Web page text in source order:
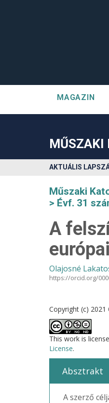
MAGAZIN
MŰSZAKI
AKTUÁLIS
Műszaki
Évf. 31
A
Olajosné
https://orcid.org/
Copyright (c)
This work is
License.
Absztrakt
A szerző